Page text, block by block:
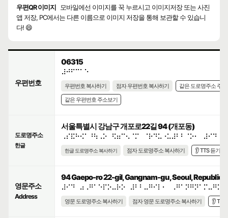
우편QR 이미지
모바일에선 이미지를 꾹 누르시고 이미지저장 또는 사진
앱 저장, PC에서는 다른 이름으로 이미지 저장을 통해 보관할 수 있습니
다! 😄
우편번호
06315
⠼⠚⠋⠉⠁⠑
우편번호 복사하기 점자 우편번호 복사하기
같은 도로명주소 주
같은 우편번호 주소보기
도로명주소
한글
서울특별시 강남구 개포로22길 94 (개포동)
⠠⠎⠯⠓⠪⠁⠘⠳⠠⠕⠀⠫⠶⠉⠢⠈⠍⠀⠈⠗⠙⠥⠐⠥⠼⠃⠃⠈⠕⠂⠀⠼⠊⠙
한글 도로명주소 복사하기 점자 도로명주소 복사하기 👂 TTS 듣기
영문주소
Address
94 Gaepo-ro 22-gil, Gangnam-gu, Seoul, Republic
영문 도로명주소 복사하기 점자 영문 도로명주소 복사하기 👂 TTS